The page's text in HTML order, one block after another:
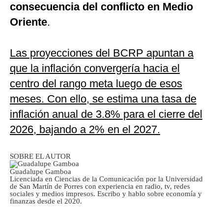
consecuencia del conflicto en Medio
Oriente.
Las proyecciones del BCRP apuntan a
que la inflación convergería hacia el
centro del rango meta luego de esos
meses. Con ello, se estima una tasa de
inflación anual de 3.8% para el cierre del
2026, bajando a 2% en el 2027.
SOBRE EL AUTOR
Guadalupe Gamboa
Licenciada en Ciencias de la Comunicación por la Universidad
de San Martín de Porres con experiencia en radio, tv, redes
sociales y medios impresos. Escribo y hablo sobre economía y
finanzas desde el 2020.